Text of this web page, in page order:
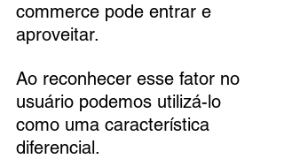
commerce pode entrar e
aproveitar.
Ao reconhecer esse fator no
usuário podemos utilizá-lo
como uma característica
diferencial.